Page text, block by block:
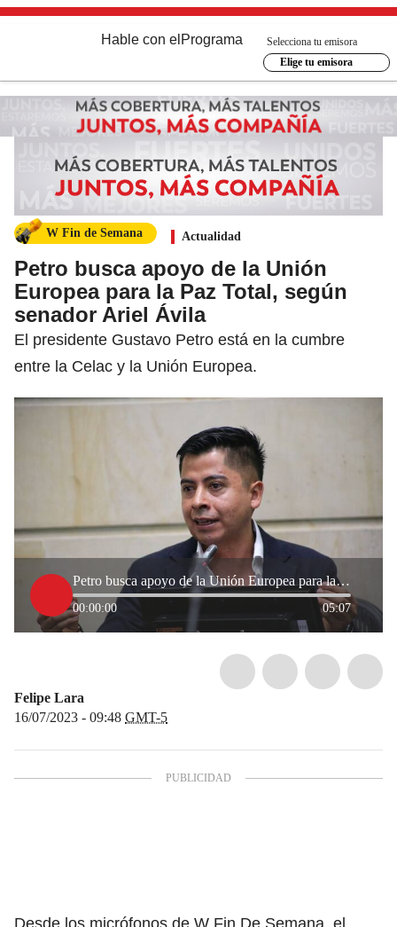
Hable con el Programa
Selecciona tu emisora
Elige tu emisora
W Fin de Semana Actualidad
Petro busca apoyo de la Unión
Europea para la Paz Total, según
senador Ariel Ávila
El presidente Gustavo Petro está en la cumbre
entre la Celac y la Unión Europea.
Petro busca apoyo de la Unión Europea para la Paz Total, según senador Ariel Ávila
00:00:00 05:07
Felipe Lara
16/07/2023 - 09:48 GMT-5
Desde los micrófonos de W Fin De Semana, el